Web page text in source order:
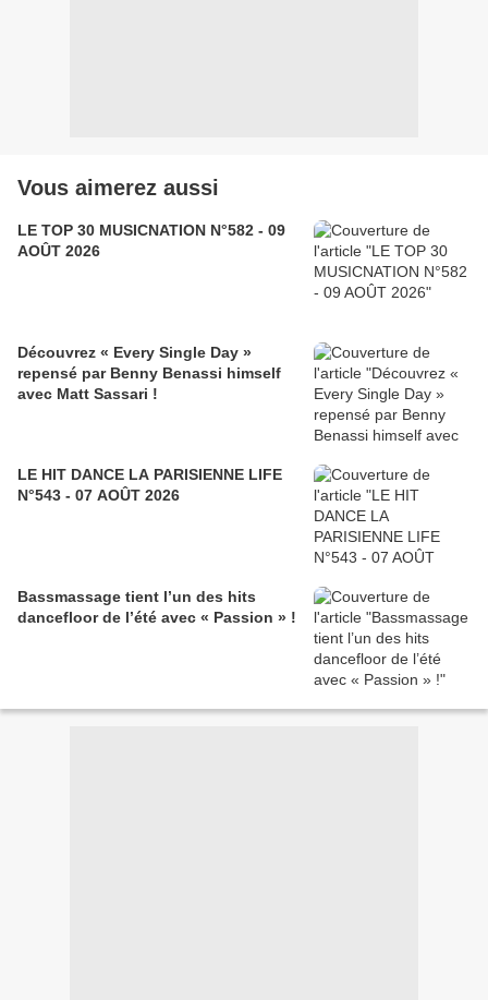
Vous aimerez aussi
LE TOP 30 MUSICNATION N°582 - 09
AOÛT 2026
Découvrez « Every Single Day »
repensé par Benny Benassi himself
avec Matt Sassari !
LE HIT DANCE LA PARISIENNE LIFE
N°543 - 07 AOÛT 2026
Bassmassage tient l’un des hits
dancefloor de l’été avec « Passion » !